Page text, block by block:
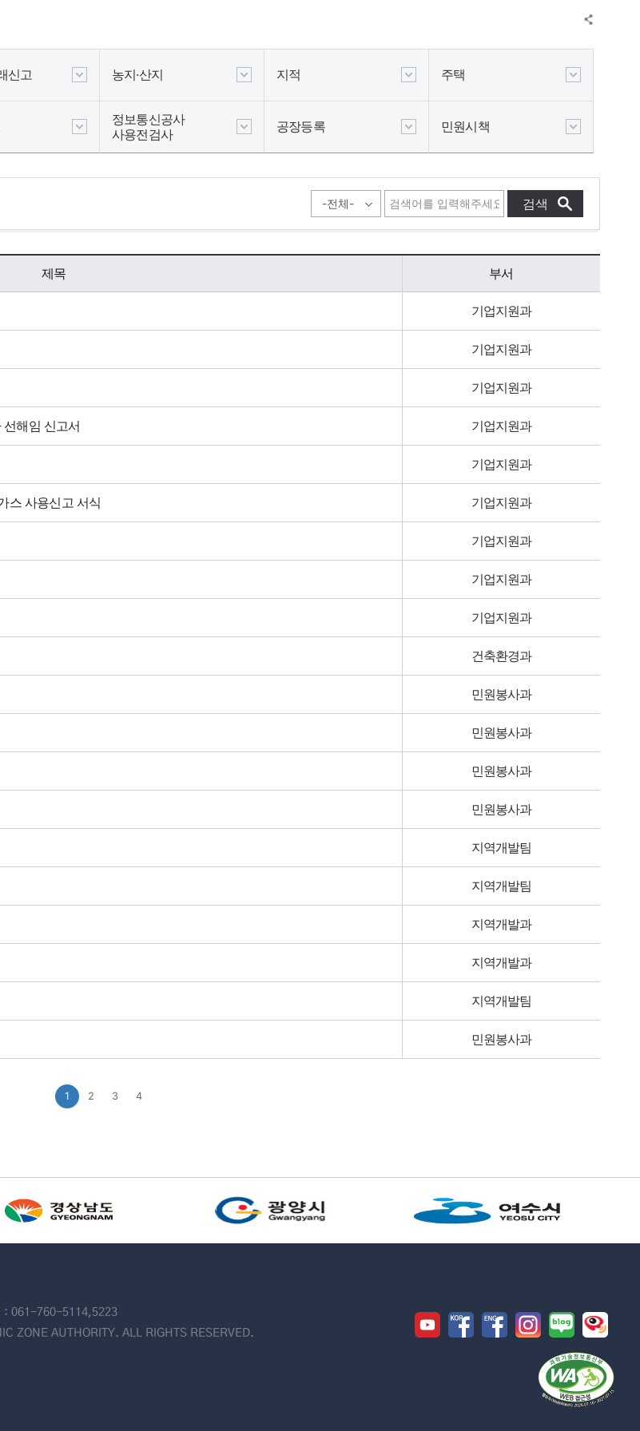
신고 농지·산지 지적 주택
정보통신공사
사용전검사
공장등록 민원시책
제목 부서
기업지원과
기업지원과
기업지원과
해임 신고서 기업지원과
기업지원과
스 사용신고 서식 기업지원과
기업지원과
기업지원과
기업지원과
건축환경과
민원봉사과
민원봉사과
민원봉사과
민원봉사과
지역개발팀
지역개발팀
지역개발과
지역개발과
지역개발팀
민원봉사과
1 2 3 4
: 061-760-5114,5223
ZONE AUTHORITY. ALL RIGHTS RESERVED.